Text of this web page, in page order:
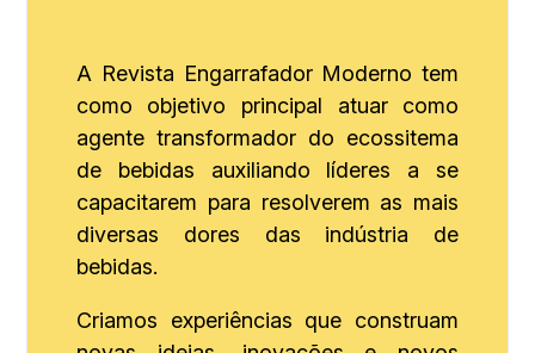
A Revista Engarrafador Moderno tem
como objetivo principal atuar como
agente transformador do ecossitema
de bebidas auxiliando líderes a se
capacitarem para resolverem as mais
diversas dores das indústria de
bebidas.
Criamos experiências que construam